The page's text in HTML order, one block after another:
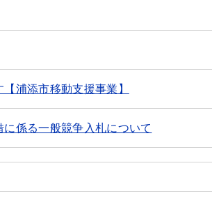
浦添市移動支援事業】
係る一般競争入札について